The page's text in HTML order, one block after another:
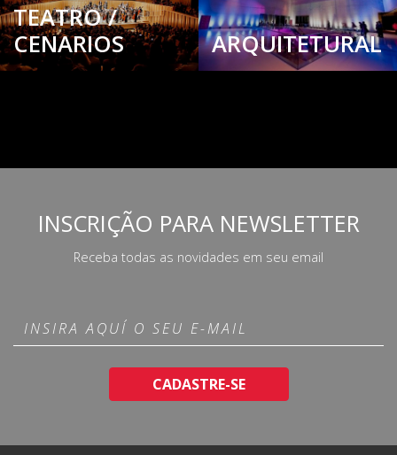
TEATRO /
CENARIOS
ARQUITETURAL
INSCRIÇÃO PARA NEWSLETTER
Receba todas as novidades em seu email
CADASTRE-SE